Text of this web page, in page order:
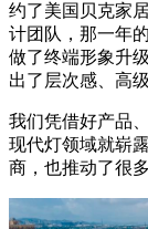
约了美国贝克家
计团队，那一年
做了终端形象升
出了层次感、高
我们凭借好产品
现代灯领域就崭
商，也推动了很